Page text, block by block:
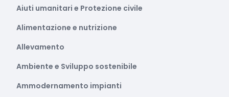
Aiuti umanitari e Protezione civile
Alimentazione e nutrizione
Allevamento
Ambiente e Sviluppo sostenibile
Ammodernamento impianti